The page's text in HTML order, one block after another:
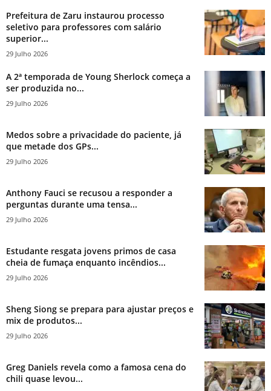
Prefeitura de Zaru instaurou processo
seletivo para professores com salário
superior...
29 Julho 2026
A 2ª temporada de Young Sherlock começa a
ser produzida no...
29 Julho 2026
Medos sobre a privacidade do paciente, já
que metade dos GPs...
29 Julho 2026
Anthony Fauci se recusou a responder a
perguntas durante uma tensa...
29 Julho 2026
Estudante resgata jovens primos de casa
cheia de fumaça enquanto incêndios...
29 Julho 2026
Sheng Siong se prepara para ajustar preços e
mix de produtos...
29 Julho 2026
Greg Daniels revela como a famosa cena do
chili quase levou...